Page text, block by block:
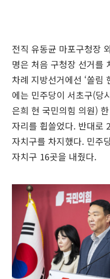
전직 유동균 마포구청장
명은 처음 구청장 선거를
차례 지방선거에선 ‘쏠림
에는 민주당이 서초구(당
은희 현 국민의힘 의원)
자리를 휩쓸었다. 반대로
자치구를 차지했다. 민주
자치구 16곳을 내줬다.